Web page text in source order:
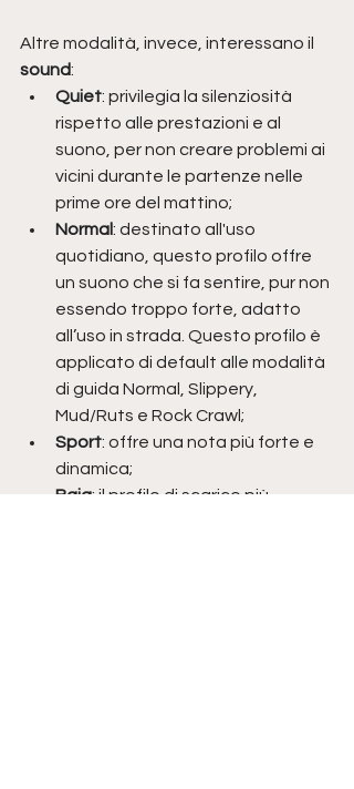
Altre modalità, invece, interessano il
sound:
Quiet: privilegia la silenziosità
rispetto alle prestazioni e al
suono, per non creare problemi ai
vicini durante le partenze nelle
prime ore del mattino;
Normal: destinato all'uso
quotidiano, questo profilo offre
un suono che si fa sentire, pur non
essendo troppo forte, adatto
all’uso in strada. Questo profilo è
applicato di default alle modalità
di guida Normal, Slippery,
Mud/Ruts e Rock Crawl;
Sport: offre una nota più forte e
dinamica;
Baja: il profilo di scarico più